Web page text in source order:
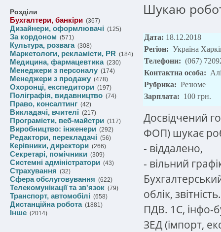
Розділи
Бухгалтери, банкіри (367)
Дизайнери, оформлювачі (125)
За кордоном (571)
Культура, розвага(308)
Маркетологи, рекламісти, PR (184)
Медицина, фармацевтика(230)
Менеджери з персоналу (174)
Менеджери з продажу (478)
Охоронці, експедитори (197)
Поліграфія, видавництво (74)
Право, консалтинг (42)
Викладачі, вчителі (217)
Програмісти, веб-майстри (117)
Виробництво: інженери (292)
Редактори, перекладачі (56)
Керівники, директори (266)
Секретарі, помічники (309)
Системні адміністратори (43)
Страхування (32)
Сфера обслуговування (622)
Телекомунікації та зв'язок (79)
Транспорт, автомобілі (658)
Дистанційна робота(1881)
Інше (2014)
Шукаю
Дата: 18.12.2018
Регіон: Україна
Телефони: (067)
Контактна особа:
Рубрика: Резюме
Зарплата: 100 грн.
Досвідчений
ФОП) шукає
- віддалено,
- вільний
облік, звітність.
ПДВ. 1С, інфо-
ЗЕД (імпорт,